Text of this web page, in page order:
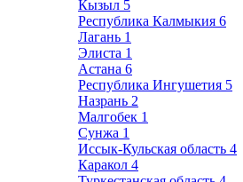
Кызыл 5
Республика Калмыкия 6
Лагань 1
Элиста 1
Астана 6
Республика Ингушетия 5
Назрань 2
Малгобек 1
Сунжа 1
Иссык-Кульская область 4
Каракол 4